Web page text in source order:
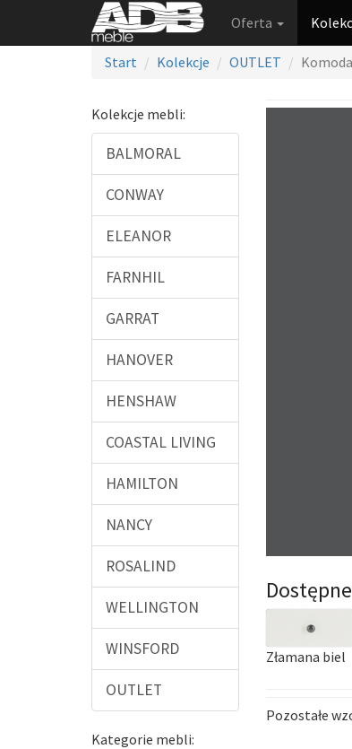
Oferta
Start Kolekcje OUTLET
Kolekcje mebli:
BALMORAL
CONWAY
ELEANOR
FARNHIL
GARRAT
HANOVER
HENSHAW
COASTAL LIVING
HAMILTON
NANCY
ROSALIND
WELLINGTON
WINSFORD
OUTLET
Kategorie mebli:
Złamana biel
Pozostałe